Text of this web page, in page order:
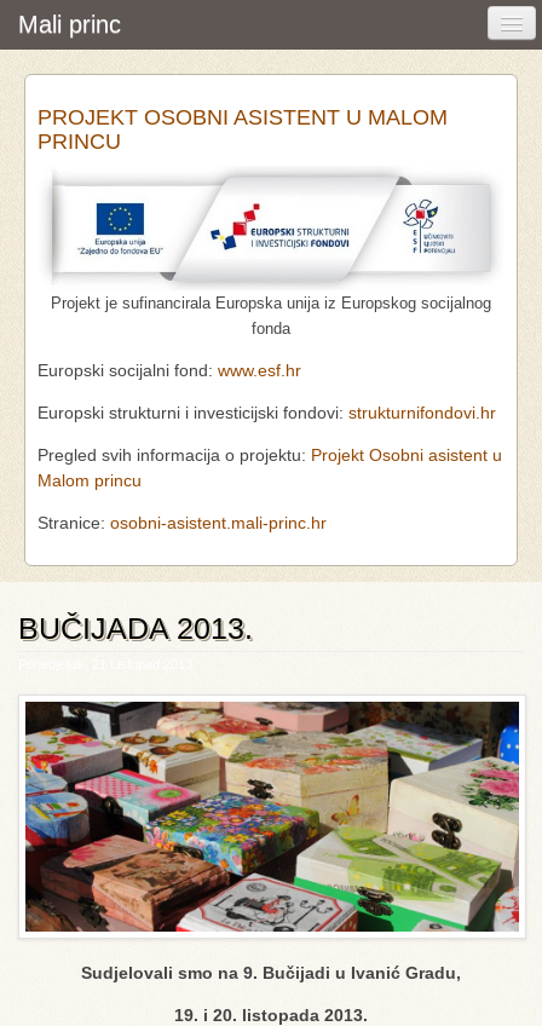
Mali princ
Početna
Vijesti i događanja
Udruga
Pretraživanje
PROJEKT OSOBNI ASISTENT U MALOM
PRINCU
Projekt je sufinancirala Europska unija iz Europskog socijalnog
fonda
Europski socijalni fond: www.esf.hr
Europski strukturni i investicijski fondovi: strukturnifondovi.hr
Pregled svih informacija o projektu: Projekt Osobni asistent u
Malom princu
Stranice: osobni-asistent.mali-princ.hr
BUČIJADA 2013.
Sudjelovali smo na 9. Bučijadi u Ivanić Gradu,
19. i 20. listopada 2013.